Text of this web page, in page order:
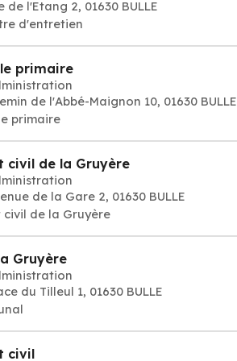
de l'Etang 2, 01630 BULLE
d'entretien
primaire
de l'Abbé-Maignon 10, 01630 BULLE
primaire
civil de la Gruyère
de la Gare 2, 01630 BULLE
civil de la Gruyère
Gruyère
du Tilleul 1, 01630 BULLE
civil